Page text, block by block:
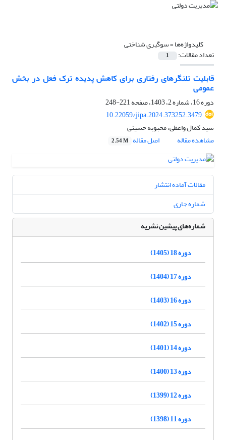
کلیدواژه‌ها =سوگیری شناختی
تعداد مقالات: 1
قابلیت تلنگرهای رفتاری برای کاهش پدیده ترک فعل در بخش
عمومی
دوره 16، شماره 2، 1403، صفحه
221-248
10.22059/jipa.2024.373252.3479
سید کمال واعظی، محبوبه حسینی
مشاهده مقاله
اصل مقاله 2.54 M
مقالات آماده انتشار
شماره جاری
شماره‌های پیشین نشریه
دوره 18 (1405)
دوره 17 (1404)
دوره 16 (1403)
دوره 15 (1402)
دوره 14 (1401)
دوره 13 (1400)
دوره 12 (1399)
دوره 11 (1398)